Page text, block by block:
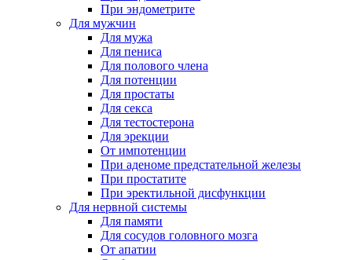
При эндометрите
Для мужчин
Для мужа
Для пениса
Для полового члена
Для потенции
Для простаты
Для секса
Для тестостерона
Для эрекции
От импотенции
При аденоме предстательной железы
При простатите
При эректильной дисфункции
Для нервной системы
Для памяти
Для сосудов головного мозга
От апатии